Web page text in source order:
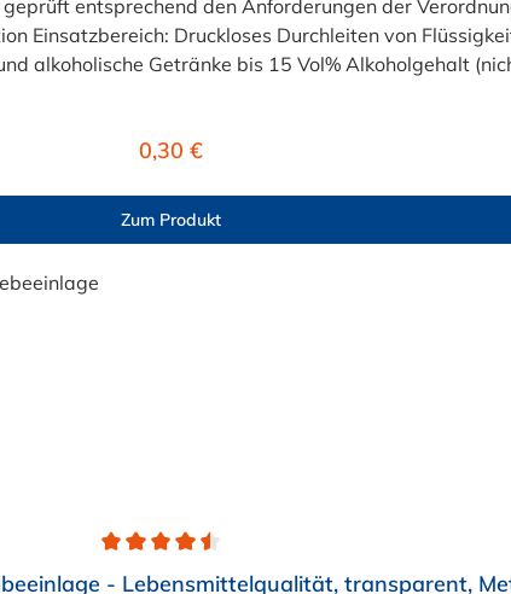
Gasen wie Wasser, Trinkwasser,
alkoholische Getränke bis 15 Vol% Alkoholgehalt
Regulärer Preis:
0,30 €
Zum Produkt
- Lebensmittelqualität, transparent,